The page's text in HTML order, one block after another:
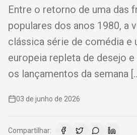
Entre o retorno de uma das
populares dos anos 1980, a
clássica série de comédia e
europeia repleta de desejo
os lançamentos da semana
03 de junho de 2026
Compartilhar: